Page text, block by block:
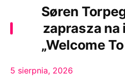
Søren
zaprasza na
„Welcome
5 sierpnia, 2026